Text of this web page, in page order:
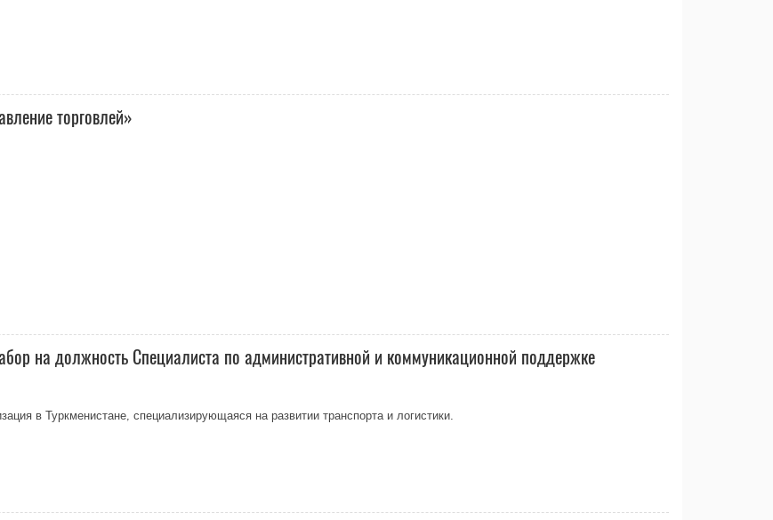
торговлей»
на должность Специалиста по административной и коммуникационной поддержке
в Туркменистане, специализирующаяся на развитии транспорта и логистики.